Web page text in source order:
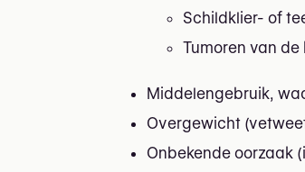
Schildklier- of
Tumoren van
Middelengebruik,
Overgewicht
Onbekende oorzaak